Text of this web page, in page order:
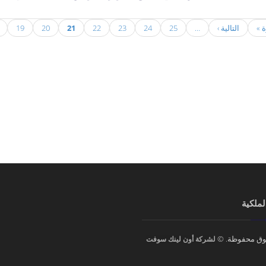
19 20 21 22 23 24 25 … التالية › »
محفوظة. © لشركة أون لينك سوفت